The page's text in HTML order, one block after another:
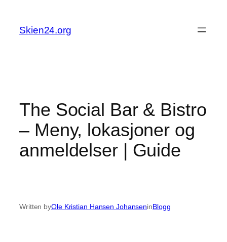
content
Skien24.org
The Social Bar & Bistro
– Meny, lokasjoner og
anmeldelser | Guide
Written byOle Kristian Hansen JohanseninBlogg